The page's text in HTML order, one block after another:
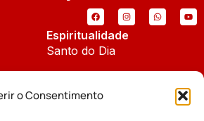
o Consentimento
Espiritualidade
Santo do Dia